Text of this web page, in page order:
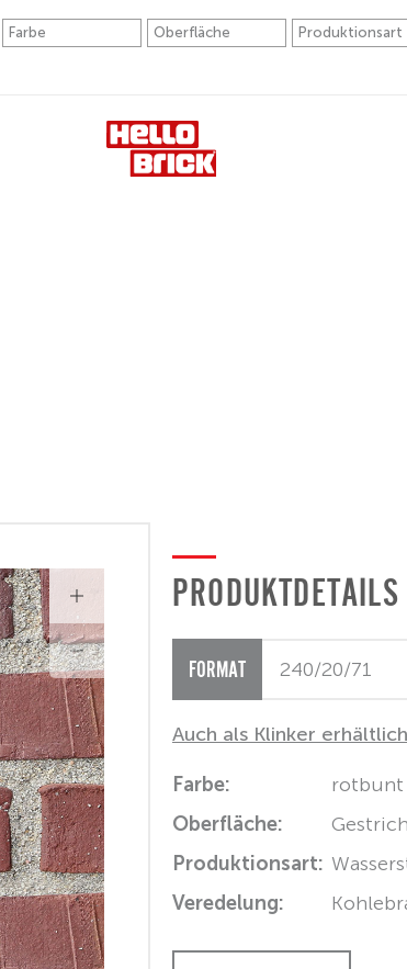
PRODUKTDETAILS
FORMAT
Auch als Klinker erhältlich
Farbe:
rotbunt
Oberfläche:
Produktionsart:
Veredelung: